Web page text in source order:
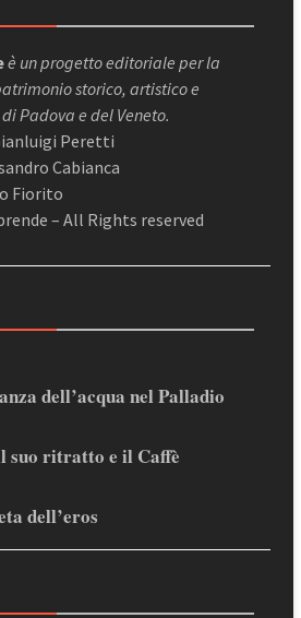
è un progetto editoriale per la
storico, artistico e
Padova e del Veneto.
Peretti
Cabianca
Fiorito
– All Rights reserved
dell’acqua nel Palladio
suo ritratto e il Caffè
dell’eros